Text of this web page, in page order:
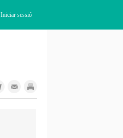
Iniciar sessió